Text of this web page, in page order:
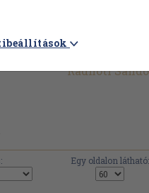
Radnóti
Egy oldalon látható: